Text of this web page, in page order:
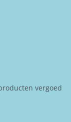
vergoed